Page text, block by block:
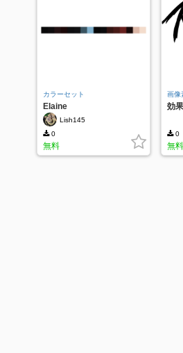
カラーセット
Elaine
Lish145
0
無料
画像
効
0
無料